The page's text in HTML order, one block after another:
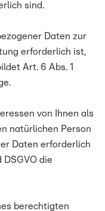
sind.
Daten zur
erforderlich ist,
Art. 6 Abs. 1
von Ihnen als
natürlichen Person
Daten erforderlich
DSGVO die
berechtigten